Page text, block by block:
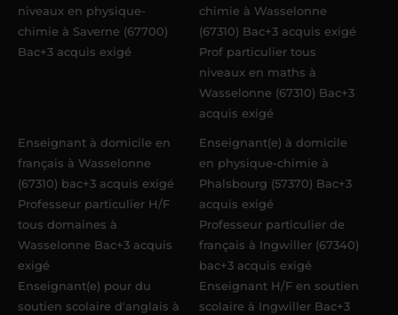
niveaux en physique-
chimie à Saverne (67700)
Bac+3 acquis exigé
chimie à Wasselonne
(67310) Bac+3 acquis exigé
Prof particulier tous
niveaux en maths à
Wasselonne (67310) Bac+3
acquis exigé
Enseignant à domicile en
français à Wasselonne
(67310) bac+3 acquis exigé
Professeur particulier H/F
tous domaines à
Wasselonne Bac+3 acquis
exigé
Enseignant(e) pour du
soutien scolaire d'anglais à
Enseignant(e) à domicile
en physique-chimie à
Phalsbourg (57370) Bac+3
acquis exigé
Professeur particulier de
français à Ingwiller (67340)
bac+3 acquis exigé
Enseignant H/F en soutien
scolaire à Ingwiller Bac+3